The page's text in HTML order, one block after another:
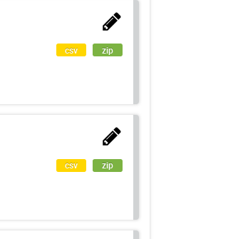
csv zip
csv zip